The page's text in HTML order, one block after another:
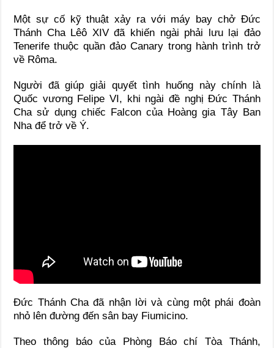
Một sự cố kỹ thuật xảy ra với máy bay chở Đức
Thánh Cha Lêô XIV đã khiến ngài phải lưu lại đảo
Tenerife thuộc quần đảo Canary trong hành trình trở
về Rôma.
Người đã giúp giải quyết tình huống này chính là
Quốc vương Felipe VI, khi ngài đề nghị Đức Thánh
Cha sử dụng chiếc Falcon của Hoàng gia Tây Ban
Nha để trở về Ý.
Đức Thánh Cha đã nhận lời và cùng một phái đoàn
nhỏ lên đường đến sân bay Fiumicino.
Theo thông báo của Phòng Báo chí Tòa Thánh,